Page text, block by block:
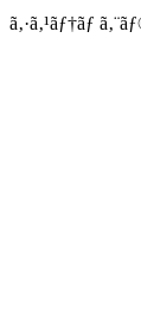
ã‚·ã‚¹ãƒ†ãƒ